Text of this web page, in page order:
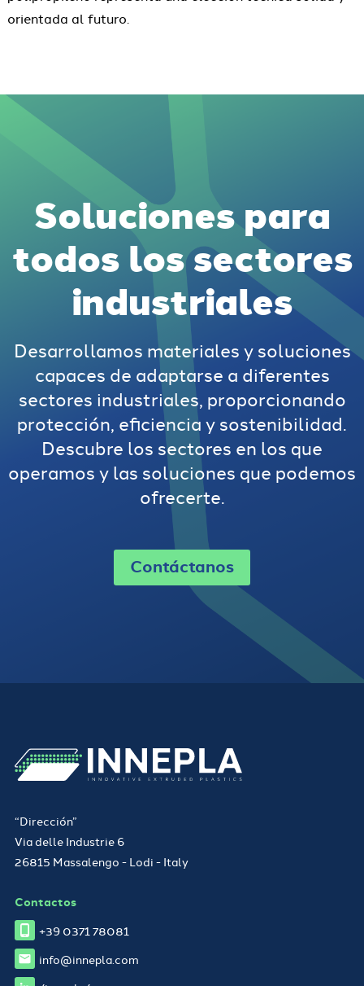
orientada al futuro.
Soluciones para
todos los sectores
industriales
Desarrollamos materiales y soluciones
capaces de adaptarse a diferentes
sectores industriales, proporcionando
protección, eficiencia y sostenibilidad.
Descubre los sectores en los que
operamos y las soluciones que podemos
ofrecerte.
Contáctanos
“Dirección”
Via delle Industrie 6
26815 Massalengo - Lodi - Italy
Contactos
+39 0371 78081
info@innepla.com